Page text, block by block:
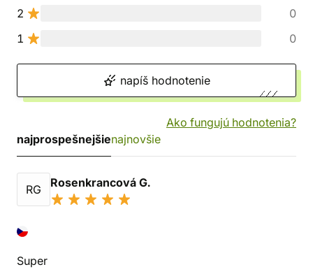
2
0
1
0
napíš hodnotenie
Ako fungujú hodnotenia?
najprospešnejšienajnovšie
RG Rosenkrancová G.
Super